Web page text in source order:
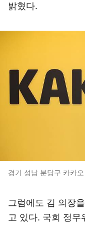
밝혔다.
경기 성남 분당구 카카
그럼에도 김 의장
고 있다. 국회 정무